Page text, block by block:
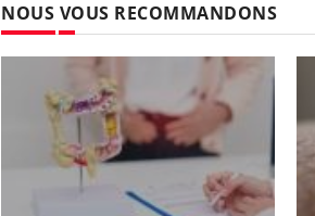
NOUS VOUS RECOMMANDONS